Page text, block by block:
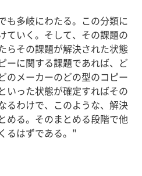
も多岐にわたる。この分類に
ていく。そして、その課題の
らその課題が解決された状態
ーに関する課題であれば、ど
のメーカーのどの型のコピー
いった状態が確定すればその
るわけで、このような、解決
める。そのまとめる段階で他
るはずである。"